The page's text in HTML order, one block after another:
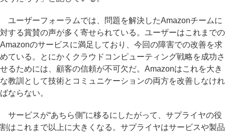
ユーザーフォーラムでは、問題を解決したAmazonチームに
対する賞賛の声が多く寄せられている。ユーザーはこれまでの
Amazonのサービスに満足しており、今回の障害での改善を求
めている。とにかくクラウドコンピューティング戦略を成功さ
せるためには、顧客の信頼が不可欠だ。Amazonはこれを大き
な教訓として技術とコミュニケーションの両方を改善しなけれ
ばならない。
サービスが“あちら側”に移るにしたがって、サプライヤの役
割はこれまで以上に大きくなる。サプライヤはサービスや製品